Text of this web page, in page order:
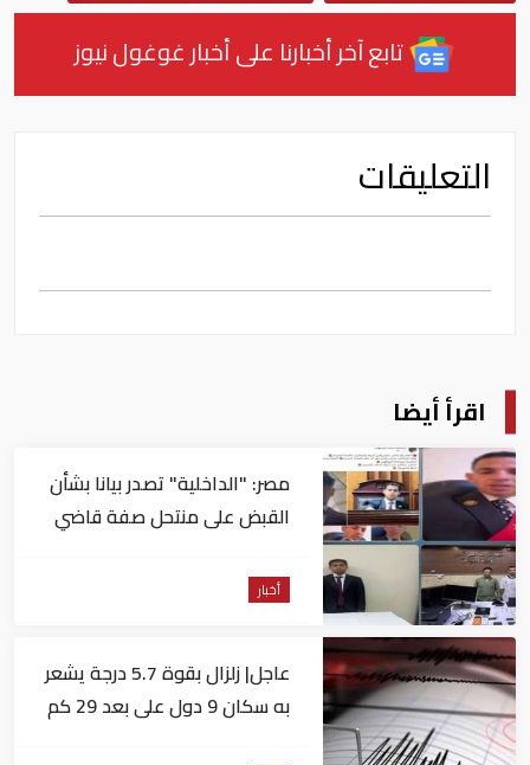
تابع آخر أخبارنا على أخبار غوغول نيوز
التعليقات
اقرأ أيضا
مصر: "الداخلية" تصدر بيانا بشأن
القبض على منتحل صفة قاضي
أخبار
عاجل| زلزال بقوة 5.7 درجة يشعر
به سكان 9 دول على بعد 29 كم